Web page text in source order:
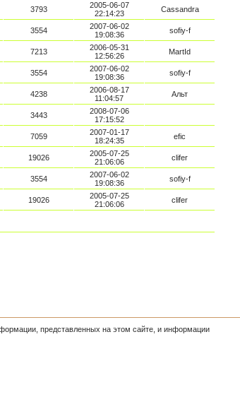
3793
2005-06-07
22:14:23
Cassandra
3554
2007-06-02
19:08:36
sofiy-f
7213
2006-05-31
12:56:26
MartId
3554
2007-06-02
19:08:36
sofiy-f
4238
2006-08-17
11:04:57
Альт
3443
2008-07-06
17:15:52
7059
2007-01-17
18:24:35
efic
19026
2005-07-25
21:06:06
clifer
3554
2007-06-02
19:08:36
sofiy-f
19026
2005-07-25
21:06:06
clifer
представленных на этом сайте, и информации